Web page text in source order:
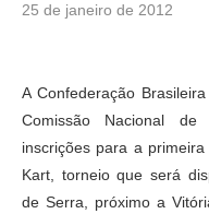
25 de janeiro de 2012
A Confederação
Comissão Nacional
inscrições para a
Kart, torneio que será
de Serra, próximo a